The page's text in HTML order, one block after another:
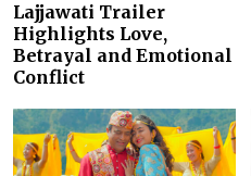
Lajjawati Trailer
Highlights Love,
Betrayal and Emotional
Conflict